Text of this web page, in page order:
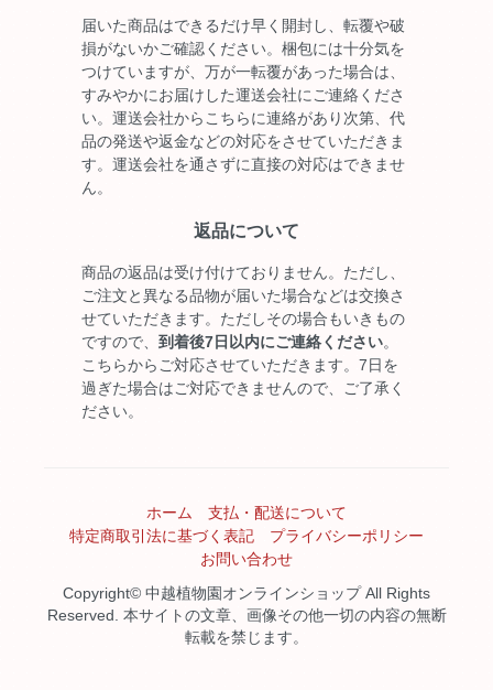
届いた商品はできるだけ早く開封し、転覆や破
損がないかご確認ください。梱包には十分気を
つけていますが、万が一転覆があった場合は、
すみやかにお届けした運送会社にご連絡くださ
い。運送会社からこちらに連絡があり次第、代
品の発送や返金などの対応をさせていただきま
す。運送会社を通さずに直接の対応はできませ
ん。
返品について
商品の返品は受け付けておりません。ただし、
ご注文と異なる品物が届いた場合などは交換さ
せていただきます。ただしその場合もいきもの
ですので、 到着後7日以内にご連絡ください。
こちらからご対応させていただきます。7日を
過ぎた場合はご対応できませんので、ご了承く
ださい。
ホーム
支払・配送について
特定商取引法に基づく表記
プライバシーポリシー
お問い合わせ
Copyright© 中越植物園オンラインショップ All Rights
Reserved. 本サイトの文章、画像その他一切の内容の無断
転載を禁じます。